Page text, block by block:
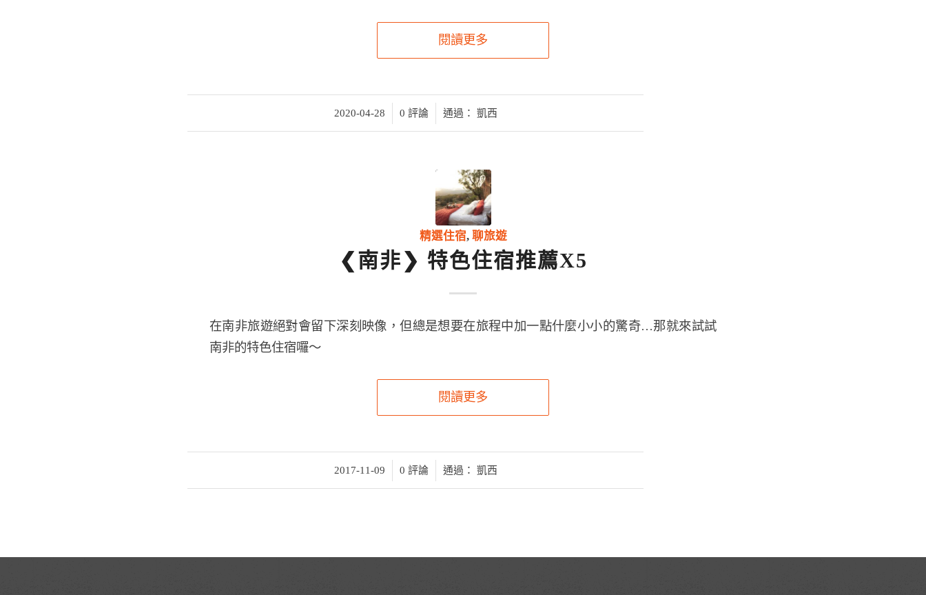
閱讀更多
2020-04-28
/ 0 評論 通過： 凱西
精選住宿, 聊旅遊
❮南非❯ 特色住宿推薦X5
在南非旅遊絕對會留下深刻映像，但總是想要在旅程中加一點什麼小小的驚奇…那就來試試
南非的特色住宿囉～
閱讀更多
2017-11-09
/ 0 評論 通過： 凱西